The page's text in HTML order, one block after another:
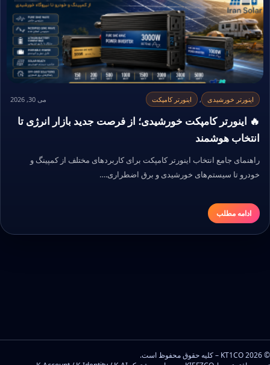
اینورتر خورشیدی , اینورتر کامپکت می 30, 2026
🔥 اینورتر کامپکت خورشیدی؛ از فرصت جدید بازار انرژی تا
انتخاب هوشمند
راهنمای جامع انتخاب اینورتر کامپکت برای کاربردهای مختلف از کمپینگ و
خودرو تا سیستم‌های خورشیدی و برق اضطراری.…
ادامه مطلب
© 2026 KT1CO – کلیه حقوق محفوظ است.